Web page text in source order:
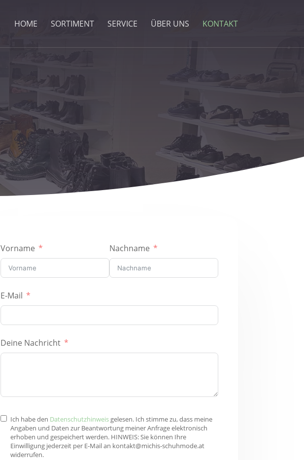
HOME SORTIMENT SERVICE ÜBER UNS KONTAKT
Vorname Nachname
E-Mail
Deine Nachricht
Ich habe den Datenschutzhinweis gelesen. Ich stimme zu, dass meine
Angaben und Daten zur Beantwortung meiner Anfrage elektronisch
erhoben und gespeichert werden. HINWEIS: Sie können Ihre
Einwilligung jederzeit per E-Mail an kontakt@michis-schuhmode.at
widerrufen.